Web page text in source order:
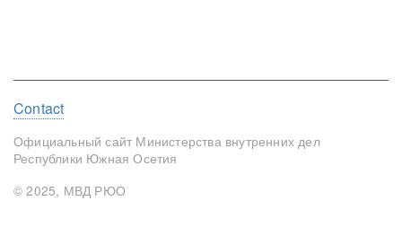
Footer
menu
Contact
Официальный сайт Министерства внутренних дел
Республики Южная Осетия
© 2025, МВД РЮО